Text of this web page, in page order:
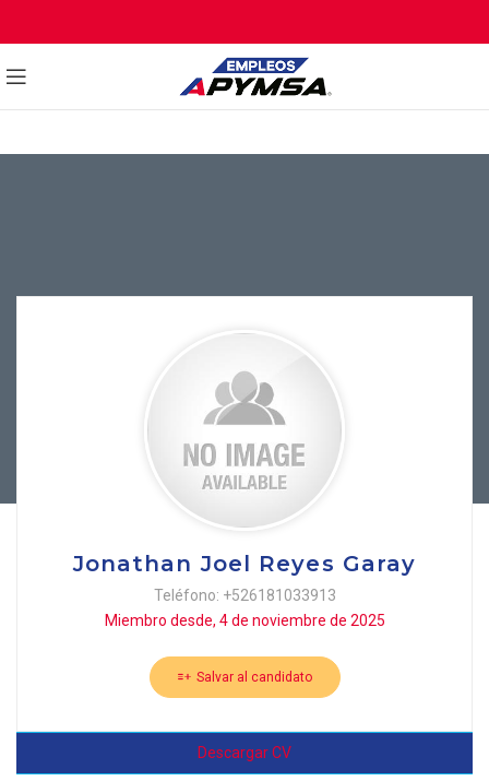
Jonathan Joel Reyes Garay
Teléfono: +526181033913
Miembro desde, 4 de noviembre de 2025
Salvar al candidato
Descargar CV